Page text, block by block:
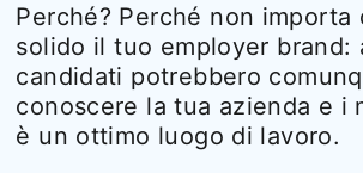
Perché? Perché non importa
solido il tuo employer brand:
candidati potrebbero
conoscere la tua azienda e i
è un ottimo luogo di lavoro.